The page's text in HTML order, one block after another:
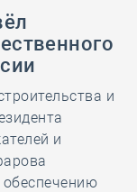
и
и
обеспечению